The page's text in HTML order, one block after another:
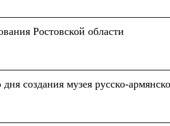
Ростовской области
дня создания музея русско-